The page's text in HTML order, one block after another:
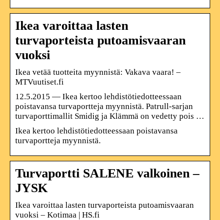
Ikea varoittaa lasten
turvaporteista putoamisvaaran
vuoksi
Ikea vetää tuotteita myynnistä: Vakava vaara! –
MTVuutiset.fi
12.5.2015 — Ikea kertoo lehdistötiedotteessaan
poistavansa turvaportteja myynnistä. Patrull-sarjan
turvaporttimallit Smidig ja Klämmä on vedetty pois …
Ikea kertoo lehdistötiedotteessaan poistavansa
turvaportteja myynnistä.
Turvaportti SALENE valkoinen –
JYSK
Ikea varoittaa lasten turvaporteista putoamisvaaran
vuoksi – Kotimaa | HS.fi